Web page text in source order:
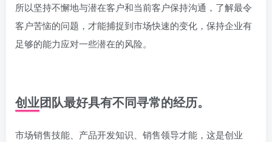
所以坚持不懈地与潜在客户和当前客户保持沟通，了解最令
客户苦恼的问题，才能捕捉到市场快速的变化，保持企业有
足够的能力应对一些潜在的风险。
创业团队最好具有不同寻常的经历。
市场销售技能、产品开发知识、销售领导才能，这是创业